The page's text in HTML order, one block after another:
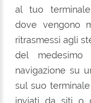
al tuo
dove vengono
ritrasmessi agli
del
navigazione su
sul suo
inviati da siti o